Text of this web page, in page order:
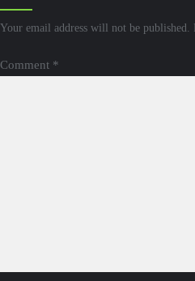
Your email address will not be published.
Comment *